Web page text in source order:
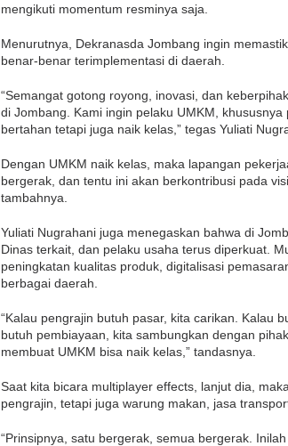
mengikuti momentum resminya saja.
Menurutnya, Dekranasda Jombang ingin
benar-benar terimplementasi di daerah.
“Semangat gotong royong, inovasi, dan
di Jombang. Kami ingin pelaku UMKM,
bertahan tetapi juga naik kelas,” tegas Yuliati
Dengan UMKM naik kelas, maka lapangan
bergerak, dan tentu ini akan berkontribusi pada
tambahnya.
Yuliati Nugrahani juga menegaskan bahwa di
Dinas terkait, dan pelaku usaha terus diperkuat.
peningkatan kualitas produk, digitalisasi
berbagai daerah.
“Kalau pengrajin butuh pasar, kita carikan. Kalau
butuh pembiayaan, kita sambungkan dengan
membuat UMKM bisa naik kelas,” tandasnya.
Saat kita bicara multiplayer effects, lanjut dia,
pengrajin, tetapi juga warung makan, jasa
“Prinsipnya, satu bergerak, semua bergerak.